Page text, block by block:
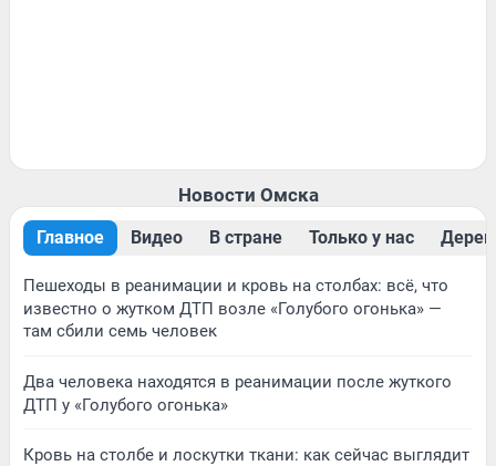
Новости Омска
Главное Видео В стране Только у нас
Пешеходы в реанимации и кровь на столбах: всё, что
известно о жутком ДТП возле «Голубого огонька» —
там сбили семь человек
Два человека находятся в реанимации после жуткого
ДТП у «Голубого огонька»
Кровь на столбе и лоскутки ткани: как сейчас выглядит